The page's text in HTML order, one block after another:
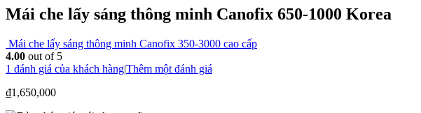
Mái che lấy sáng thông minh Canofix 650-1000 Korea
Mái che lấy sáng thông minh Canofix 350-3000 cao cấp
4.00 out of 5
1 đánh giá của khách hàng|Thêm một đánh giá
₫1,650,000